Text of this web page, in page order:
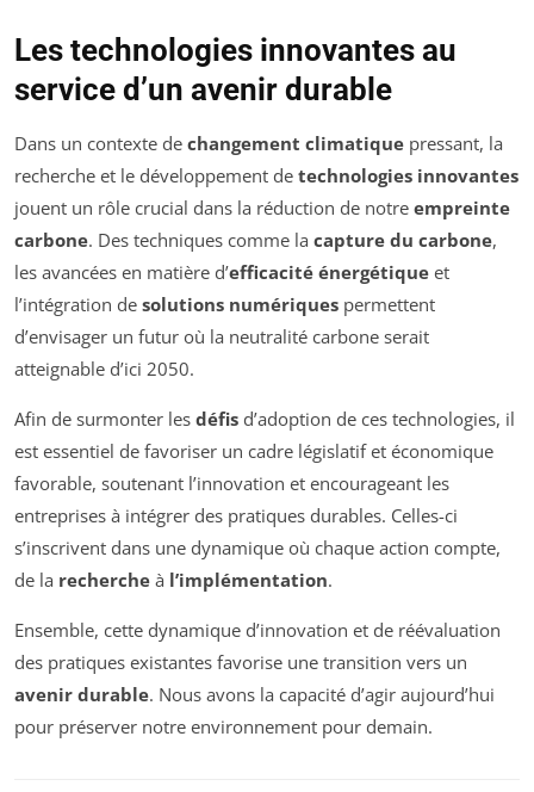
Les technologies innovantes au
service d’un avenir durable
Dans un contexte de changement climatique pressant, la
recherche et le développement de technologies innovantes
jouent un rôle crucial dans la réduction de notre empreinte
carbone. Des techniques comme la capture du carbone,
les avancées en matière d’efficacité énergétique et
l’intégration de solutions numériques permettent
d’envisager un futur où la neutralité carbone serait
atteignable d’ici 2050.
Afin de surmonter les défis d’adoption de ces technologies, il
est essentiel de favoriser un cadre législatif et économique
favorable, soutenant l’innovation et encourageant les
entreprises à intégrer des pratiques durables. Celles-ci
s’inscrivent dans une dynamique où chaque action compte,
de la recherche à l’implémentation.
Ensemble, cette dynamique d’innovation et de réévaluation
des pratiques existantes favorise une transition vers un
avenir durable. Nous avons la capacité d’agir aujourd’hui
pour préserver notre environnement pour demain.